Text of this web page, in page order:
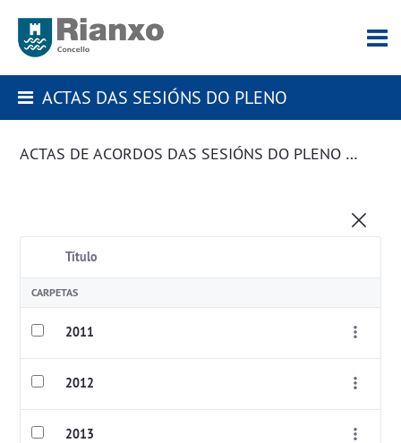
ACTAS DAS SESIÓNS DO PLENO
ACTAS DE ACORDOS DAS SESIÓNS DO PLENO DA CORPORACIÓN
Título
CARPETAS
2011
2012
2013